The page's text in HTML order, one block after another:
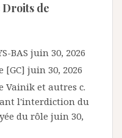
de
BAS juin 30, 2026
[GC] juin 30, 2026
Vainik et autres c.
l'interdiction du
du rôle juin 30,